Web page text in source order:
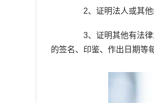
2、证明法人或其他
3、证明其他有法律
的签名、印鉴、作出日期等